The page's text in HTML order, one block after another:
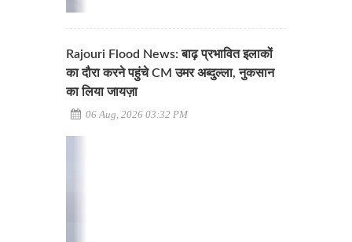
Rajouri Flood News: बाढ़ प्रभावित इलाकों
का दौरा करने पहुंचे CM उमर अब्दुल्ला, नुकसान
का लिया जायज़ा
06 Aug, 2026 03:32 PM